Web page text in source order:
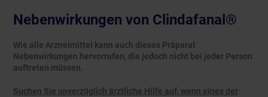
Nebenwirkungen von Clindafanal®
Wie alle Arzneimittel kann auch dieses Präparat
Nebenwirkungen hervorrufen, die jedoch nicht bei jeder Person
auftreten müssen.
Suchen Sie unverzüglich ärztliche Hilfe auf, wenn eines der